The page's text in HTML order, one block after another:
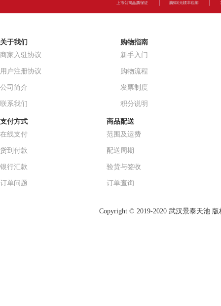
关于我们
商家入驻协议
用户注册协议
公司简介
联系我们
购物指南
新手入门
购物流程
发票制度
积分说明
支付方式
在线支付
货到付款
银行汇款
订单问题
商品配送
范围及运费
配送周期
验货与签收
订单查询
Copyright © 2019-2020 武汉景泰天池